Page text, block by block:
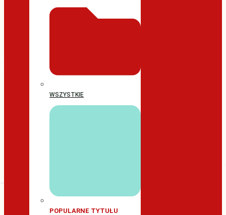
WSZYSTKIE
POPULARNE TYTUŁU